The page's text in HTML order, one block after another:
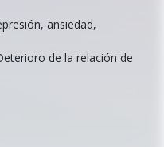
ansiedad,
de la relación de